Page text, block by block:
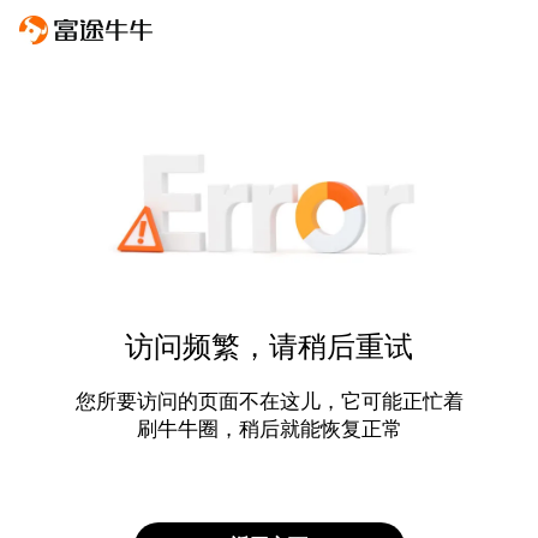
访问频繁，请稍后重试
您所要访问的页面不在这儿，它可能正忙着
刷牛牛圈，稍后就能恢复正常